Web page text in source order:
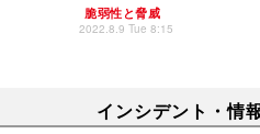
脆弱性と脅威
2022.8.9 Tue 8:15
インシデント・情